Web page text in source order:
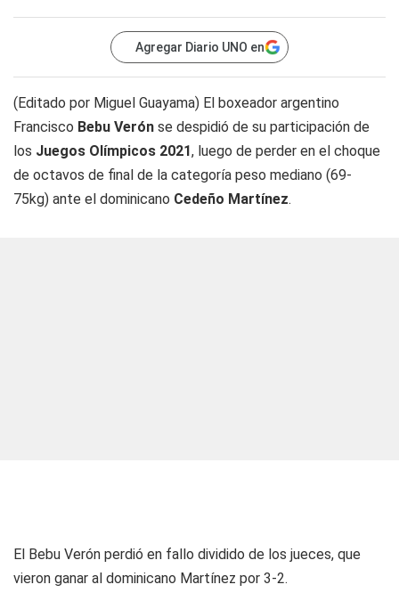
Agregar Diario UNO en
(Editado por Miguel Guayama) El boxeador argentino
Francisco Bebu Verón se despidió de su participación de
los Juegos Olímpicos 2021, luego de perder en el choque
de octavos de final de la categoría peso mediano (69-
75kg) ante el dominicano Cedeño Martínez.
El Bebu Verón perdió en fallo dividido de los jueces, que
vieron ganar al dominicano Martínez por 3-2.